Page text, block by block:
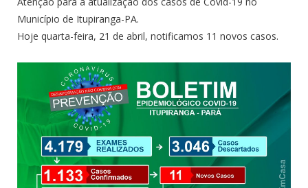
Município de Itupiranga-PA.
Hoje quarta-feira, 21 de abril, notificamos 11 novos casos.